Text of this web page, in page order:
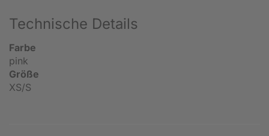
Technische Details
Farbe
pink
Größe
XS/S